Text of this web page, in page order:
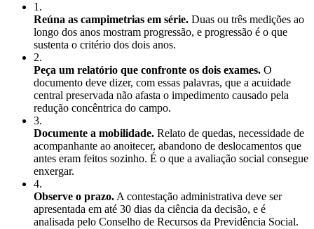
1 .
Reúna as campimetrias em série. Duas ou três medições ao
longo dos anos mostram progressão, e progressão é o que
sustenta o critério dos dois anos.
2.
Peça um relatório que confronte os dois exames. O
documento deve dizer, com essas palavras, que a acuidade
central preservada não afasta o impedimento causado pela
redução concêntrica do campo.
3.
Documente a mobilidade. Relato de quedas, necessidade de
acompanhante ao anoitecer, abandono de deslocamentos que
antes eram feitos sozinho. É o que a avaliação social consegue
enxergar.
4.
Observe o prazo. A contestação administrativa deve ser
apresentada em até 30 dias da ciência da decisão, e é
analisada pelo Conselho de Recursos da Previdência Social.